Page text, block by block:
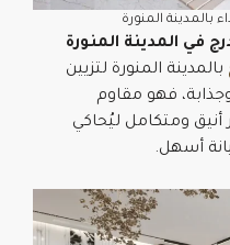
بالمدينة المنورة
في المدينة المنورة
بالمدينة المنورة لتزيين
فهو مقاوم
ومتكامل ليُحاكي
أسهل.